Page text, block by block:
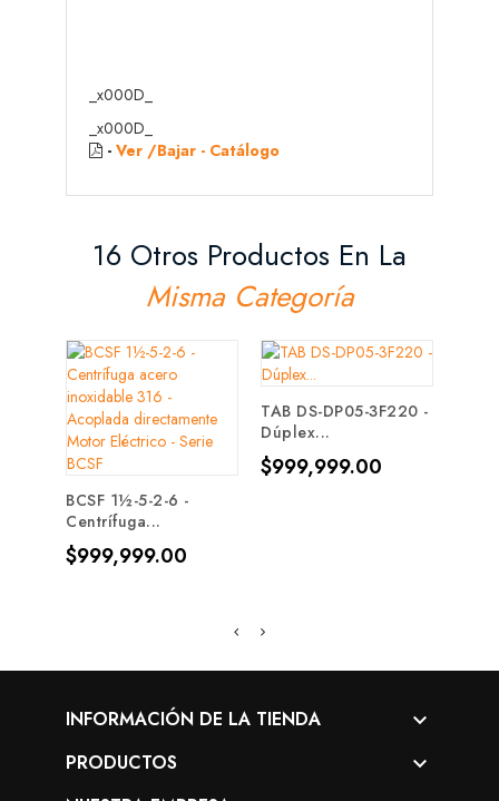
_x000D_
_x000D_
- Ver /Bajar - Catálogo
16 Otros Productos En La
Misma Categoría
BCSF 1½-5-2-6 -
Centrífuga...
Precio
$999,999.00
TAB DS-DP05-3F220 -
Dúplex...
Precio
$999,999.00
INFORMACIÓN DE LA TIENDA 
PRODUCTOS 